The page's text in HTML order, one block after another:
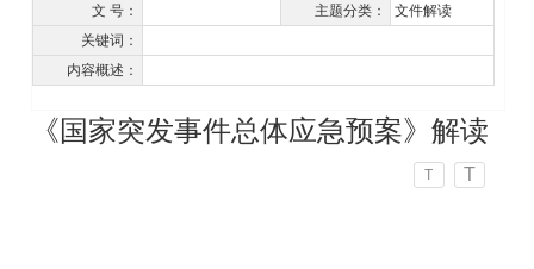
文 号：
主题分类：
文件解读
关键词：
内容概述：
《国家突发事件总体应急预案》解读
T T